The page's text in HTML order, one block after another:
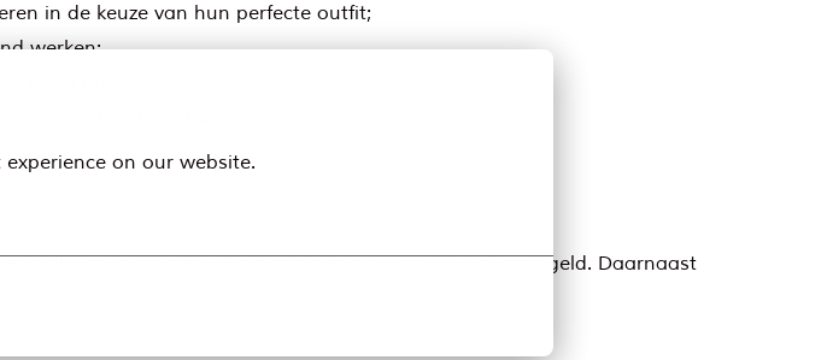
on our website.
in de keuze van hun perfecte outfit;
werken;
leven brengt;
als schriftelijk.
van je ervaring. Dit bedrag is exclusief 8% vakantiegeld. Daarnaast